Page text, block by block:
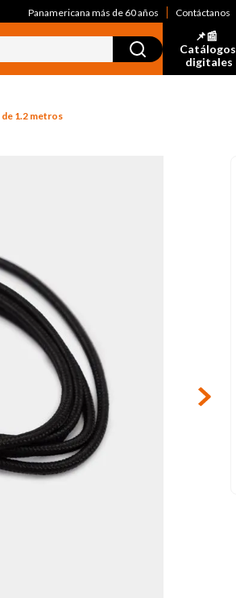
Panamericana más de 60 años Contáctanos
📌📰
Catálogos
digitales
1.2 metros